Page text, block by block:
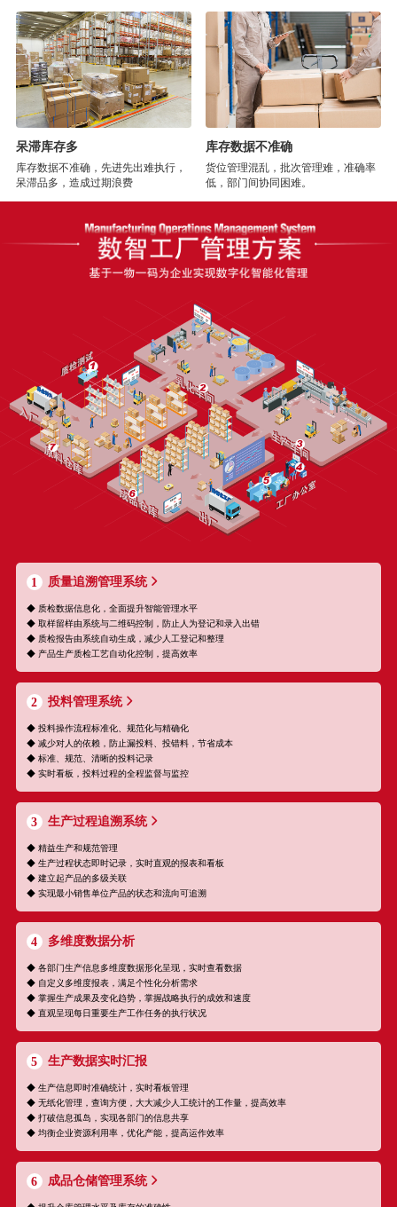
呆滞库存多
库存数据不准确，先进先出难执行，
呆滞品多，造成过期浪费
库存数据不准确
货位管理混乱，批次管理难，准确率
低，部门间协同困难。
1 质量追溯管理系统
◆ 质检数据信息化，全面提升智能管理水平
◆ 取样留样由系统与二维码控制，防止人为登记和录入出错
◆ 质检报告由系统自动生成，减少人工登记和整理
◆ 产品生产质检工艺自动化控制，提高效率
2 投料管理系统
◆ 投料操作流程标准化、规范化与精确化
◆ 减少对人的依赖，防止漏投料、投错料，节省成本
◆ 标准、规范、清晰的投料记录
◆ 实时看板，投料过程的全程监督与监控
3 生产过程追溯系统
◆ 精益生产和规范管理
◆ 生产过程状态即时记录，实时直观的报表和看板
◆ 建立起产品的多级关联
◆ 实现最小销售单位产品的状态和流向可追溯
4 多维度数据分析
◆ 各部门生产信息多维度数据形化呈现，实时查看数据
◆ 自定义多维度报表，满足个性化分析需求
◆ 掌握生产成果及变化趋势，掌握战略执行的成效和速度
◆ 直观呈现每日重要生产工作任务的执行状况
5 生产数据实时汇报
◆ 生产信息即时准确统计，实时看板管理
◆ 无纸化管理，查询方便，大大减少人工统计的工作量，提高效率
◆ 打破信息孤岛，实现各部门的信息共享
◆ 均衡企业资源利用率，优化产能，提高运作效率
6 成品仓储管理系统